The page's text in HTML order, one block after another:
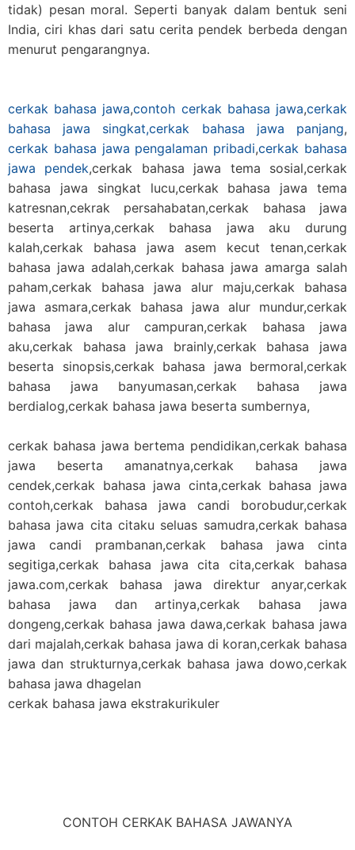
tidak) pesan moral. Seperti banyak dalam bentuk seni
India, ciri khas dari satu cerita pendek berbeda dengan
menurut pengarangnya.
cerkak bahasa jawa,contoh cerkak bahasa jawa,cerkak
bahasa jawa singkat,cerkak bahasa jawa panjang,
cerkak bahasa jawa pengalaman pribadi,cerkak bahasa
jawa pendek,cerkak bahasa jawa tema sosial,cerkak
bahasa jawa singkat lucu,cerkak bahasa jawa tema
katresnan,cekrak persahabatan,cerkak bahasa jawa
beserta artinya,cerkak bahasa jawa aku durung
kalah,cerkak bahasa jawa asem kecut tenan,cerkak
bahasa jawa adalah,cerkak bahasa jawa amarga salah
paham,cerkak bahasa jawa alur maju,cerkak bahasa
jawa asmara,cerkak bahasa jawa alur mundur,cerkak
bahasa jawa alur campuran,cerkak bahasa jawa
aku,cerkak bahasa jawa brainly,cerkak bahasa jawa
beserta sinopsis,cerkak bahasa jawa bermoral,cerkak
bahasa jawa banyumasan,cerkak bahasa jawa
berdialog,cerkak bahasa jawa beserta sumbernya,
cerkak bahasa jawa bertema pendidikan,cerkak bahasa
jawa beserta amanatnya,cerkak bahasa jawa
cendek,cerkak bahasa jawa cinta,cerkak bahasa jawa
contoh,cerkak bahasa jawa candi borobudur,cerkak
bahasa jawa cita citaku seluas samudra,cerkak bahasa
jawa candi prambanan,cerkak bahasa jawa cinta
segitiga,cerkak bahasa jawa cita cita,cerkak bahasa
jawa.com,cerkak bahasa jawa direktur anyar,cerkak
bahasa jawa dan artinya,cerkak bahasa jawa
dongeng,cerkak bahasa jawa dawa,cerkak bahasa jawa
dari majalah,cerkak bahasa jawa di koran,cerkak bahasa
jawa dan strukturnya,cerkak bahasa jawa dowo,cerkak
bahasa jawa dhagelan
cerkak bahasa jawa ekstrakurikuler
CONTOH CERKAK BAHASA JAWANYA